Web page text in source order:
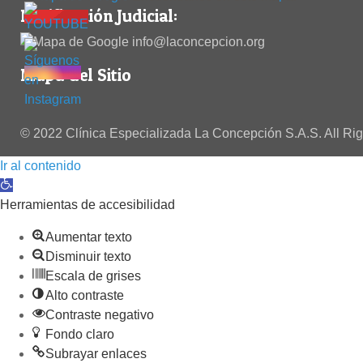
Notificación Judicial:
info@laconcepcion.org
Mapa del Sitio
© 2022 Clínica Especializada La Concepción S.A.S. All
Ir al contenido
Abrir barra de herramientas
Herramientas de accesibilidad
Aumentar texto
Disminuir texto
Escala de grises
Alto contraste
Contraste negativo
Fondo claro
Subrayar enlaces